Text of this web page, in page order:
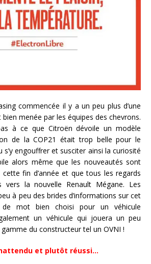
commencée il y a un peu plus d’une
menée par les équipes des chevrons.
à ce que Citroën dévoile un modèle
de la COP21 était trop belle pour le
engouffrer et susciter ainsi la curiosité
alors même que les nouveautés sont
fin d’année et que tous les regards
la nouvelle Renault Mégane. Les
à peu des brides d’informations sur cet
mot bien choisi pour un véhicule
un véhicule qui jouera un peu
du constructeur tel un OVNI !
et plutôt réussi…